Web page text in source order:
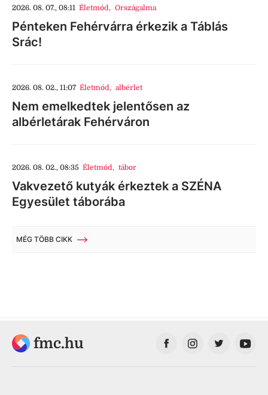
2026. 08. 07., 08:11 Életmód, Országalma
Pénteken Fehérvárra érkezik a Táblás
Srác!
2026. 08. 02., 11:07 Életmód, albérlet
Nem emelkedtek jelentősen az
albérletárak Fehérváron
2026. 08. 02., 08:35 Életmód, tábor
Vakvezető kutyák érkeztek a SZÉNA
Egyesület táborába
MÉG TÖBB CIKK
fmc.hu